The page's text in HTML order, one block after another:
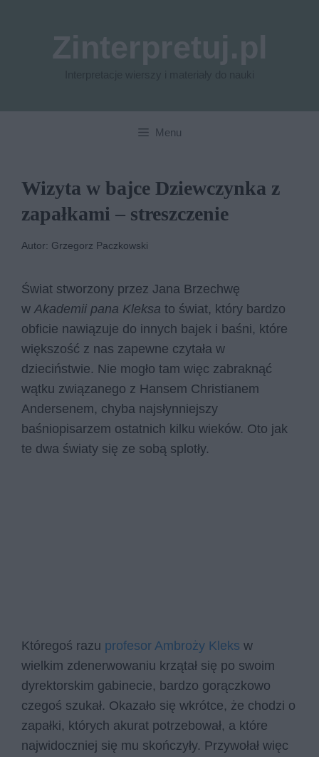
Menu
Wizyta w bajce Dziewczynka z
zapałkami – streszczenie
Autor: Grzegorz Paczkowski
Świat stworzony przez Jana Brzechwę
wAkademii pana Kleksa to świat, który bardzo
obficie nawiązuje do innych bajek i baśni, które
większość z nas zapewne czytała w
dzieciństwie. Nie mogło tam więc zabraknąć
wątku związanego z Hansem Christianem
Andersenem, chyba najsłynniejszy
baśniopisarzem ostatnich kilku wieków. Oto jak
te dwa światy się ze sobą splotły.
Któregoś razu profesor Ambroży Kleks w
wielkim zdenerwowaniu krzątał się po swoim
dyrektorskim gabinecie, bardzo gorączkowo
czegoś szukał. Okazało się wkrótce, że chodzi o
zapałki, których akurat potrzebował, a które
najwidoczniej się mu skończyły. Przywołał więc